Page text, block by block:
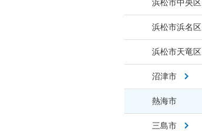
浜松市中央区
浜松市浜名区
浜松市天竜区
沼津市
熱海市
三島市